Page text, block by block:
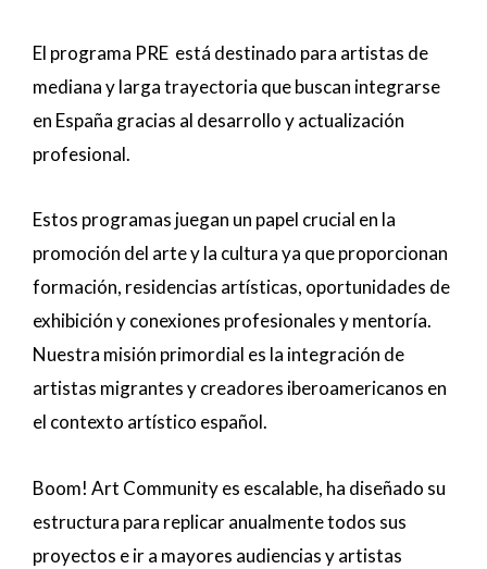
El programa PRE está destinado para artistas de
mediana y larga trayectoria que buscan integrarse
en España gracias al desarrollo y actualización
profesional.
Estos programas juegan un papel crucial en la
promoción del arte y la cultura ya que proporcionan
formación, residencias artísticas, oportunidades de
exhibición y conexiones profesionales y mentoría.
Nuestra misión primordial es la integración de
artistas migrantes y creadores iberoamericanos en
el contexto artístico español.
Boom! Art Community es escalable, ha diseñado su
estructura para replicar anualmente todos sus
proyectos e ir a mayores audiencias y artistas